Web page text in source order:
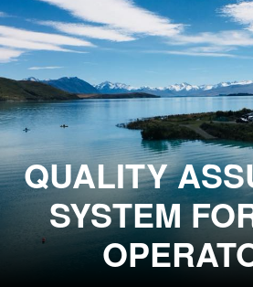
QUALITY
SYSTEM